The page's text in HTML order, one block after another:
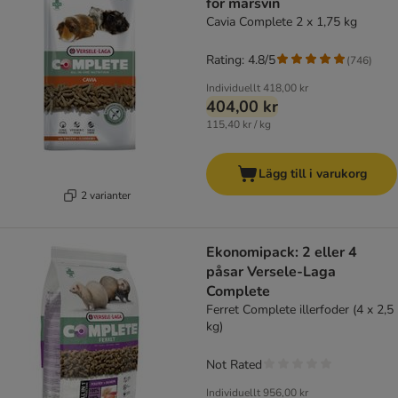
2 varianter
Cavia Complete 2 x 1,75 kg
Individuellt418,00 kr
404,00 kr
115,40 kr / kg
Rating: 4.8/5 (746)
Lägg till i varukorg
Ekonomipack: 2 eller 4
påsar Versele-Laga
Complete
Ferret Complete illerfoder (4 x 2,5
kg)
Individuellt956,00 kr
Not Rated